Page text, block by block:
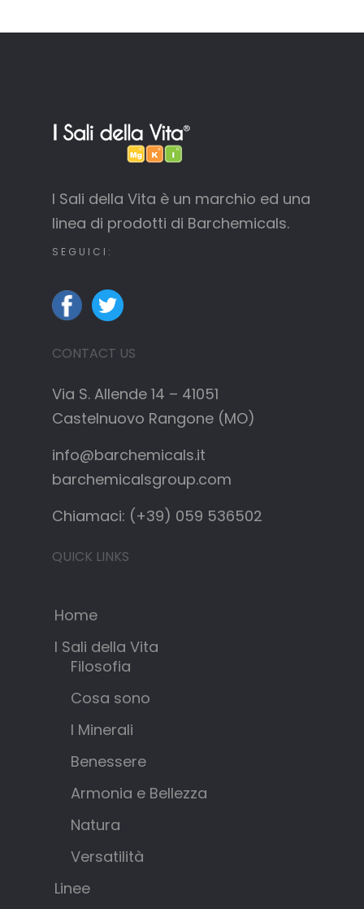
CONTACT US
Via S. Allende 14 – 41051
info@barchemicals.it
Chiamaci: (+39) 059 536502
QUICK LINKS
Home
Filosofia
Cosa sono
I Minerali
Benessere
Natura
Versatilità
NEWSLETTER SUBSCRIPTION
Our monthly newsletter with a
selection of the best posts